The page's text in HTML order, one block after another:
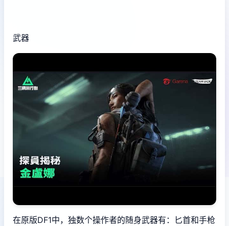
武器
在原版DF1中，独数个操作者的随身武器有：匕首和手枪